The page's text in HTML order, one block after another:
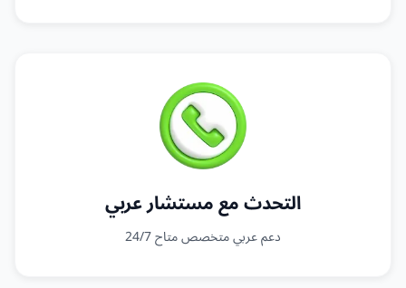
التحدث مع مستشار عربي
دعم عربي متخصص متاح 24/7